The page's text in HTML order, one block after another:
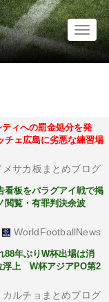
ティへの罰金処分を発
ェ広島に劣悪な練習場
サカ板まとめブログ
板をパラグアイ戦で掲
閲覧・有罪判決余波
WorldFootballNews
88年ぶりW杯出場は消
浮上 W杯アジアPO第2
カルチョまとめブログ